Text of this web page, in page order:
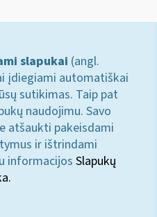
slapukai (angl.
įdiegiami automatiškai
sutikimas. Taip pat
naudojimu. Savo
atšaukti pakeisdami
ir ištrindami
informacijos Slapukų